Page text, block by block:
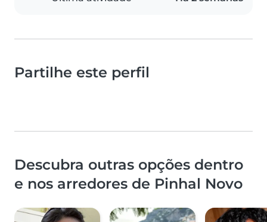
Partilhe este perfil
Descubra outras opções dentro
e nos arredores de Pinhal Novo